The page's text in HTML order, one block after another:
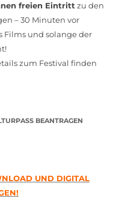
freien Eintritt zu den
– 30 Minuten vor
Films und solange der
zum Festival finden
BEANTRAGEN
UND DIGITAL